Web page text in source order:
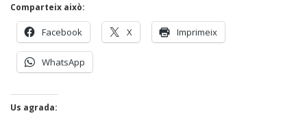
Comparteix això:
Facebook X Imprimeix
WhatsApp
Us agrada: